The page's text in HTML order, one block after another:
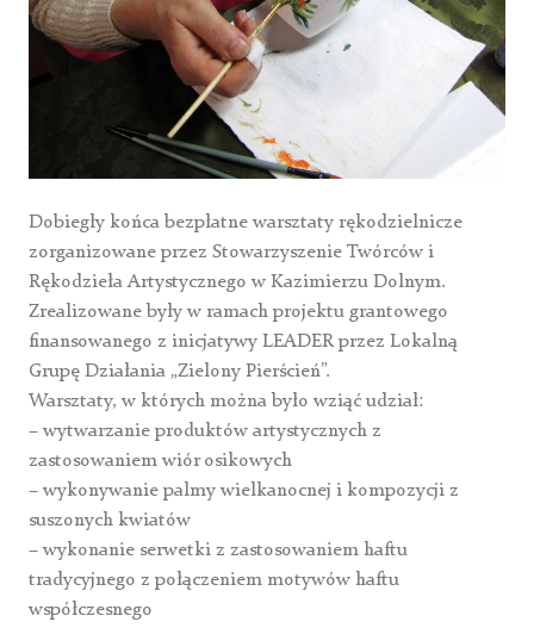
Dobiegły końca bezpłatne warsztaty rękodzielnicze
zorganizowane przez Stowarzyszenie Twórców i
Rękodzieła Artystycznego w Kazimierzu Dolnym.
Zrealizowane były w ramach projektu grantowego
finansowanego z inicjatywy LEADER przez Lokalną
Grupę Działania „Zielony Pierścień”.
Warsztaty, w których można było wziąć udział:
– wytwarzanie produktów artystycznych z
zastosowaniem wiór osikowych
– wykonywanie palmy wielkanocnej i kompozycji z
suszonych kwiatów
– wykonanie serwetki z zastosowaniem haftu
tradycyjnego z połączeniem motywów haftu
współczesnego